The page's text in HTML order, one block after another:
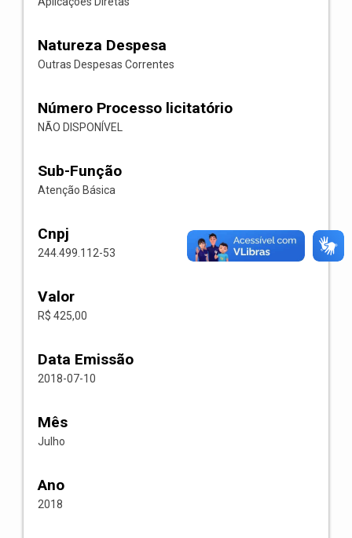
Natureza Despesa
Outras Despesas Correntes
Número Processo licitatório
NÃO DISPONÍVEL
Sub-Função
Atenção Básica
Cnpj
244.499.112-53
Valor
R$ 425,00
Data Emissão
2018-07-10
Mês
Julho
Ano
2018